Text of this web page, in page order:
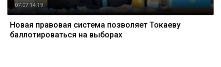
07.07 14:19
Новая правовая система позволяет Токаеву
баллотироваться на выборах